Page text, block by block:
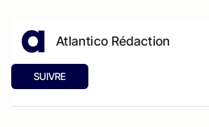
Atlantico Rédaction
SUIVRE